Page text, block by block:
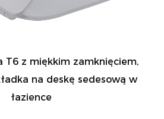
T6 z miękkim zamknięciem,
na deskę sedesową w
łazience